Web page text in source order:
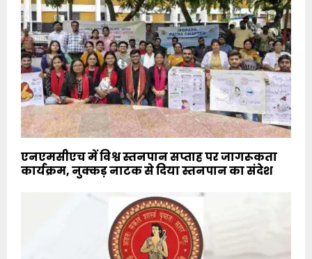
एनएमसीएच में विश्व स्तनपान सप्ताह पर जागरूकता
कार्यक्रम, नुक्कड़ नाटक से दिया स्तनपान का संदेश